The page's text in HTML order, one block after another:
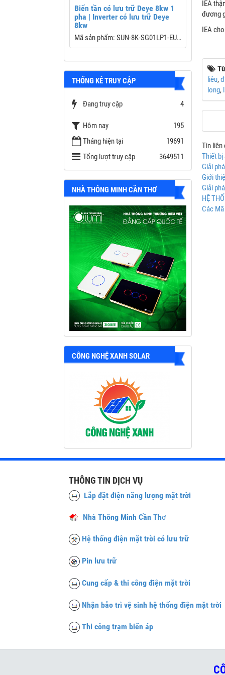
IEA
đương
IEA
liêu,
long,
Tin liên
Thiết bị
Giải
Giới
Giải
HỆ
Các
Biến tần có lưu trữ Deye 8kw 1
pha | Inverter có lưu trữ Deye
8kw
Mã sản phẩm: SUN-8K-SG01LP1-EU
Dải công suất: 8kW
Công nghệ: 3 pha
Chế độ: độc lập; bám tải; hòa lưới và
Bảo hành: 5 năm
Thương hiệu: DEYE
Biến
10KW
Biến
Thương
Công
Điện áp
Số
Công
Battery
THỐNG KÊ TRUY CẬP
Đang truy cập 4
Hôm nay
195
Tháng hiện tại
19691
Tổng lượt truy cập
3649511
NHÀ THÔNG MINH CẦN THƠ
CÔNG NGHỆ XANH SOLAR
THÔNG TIN DỊCH VỤ
Lắp đặt điện năng lượng mặt trời
Nhà Thông Minh Cần Thơ
Hệ thống điện mặt trời có lưu trữ
Pin lưu trữ
Cung cấp & thi công điện mặt trời
Nhận bảo trì vệ sinh hệ thống điện mặt trời
Thi công trạm biến áp